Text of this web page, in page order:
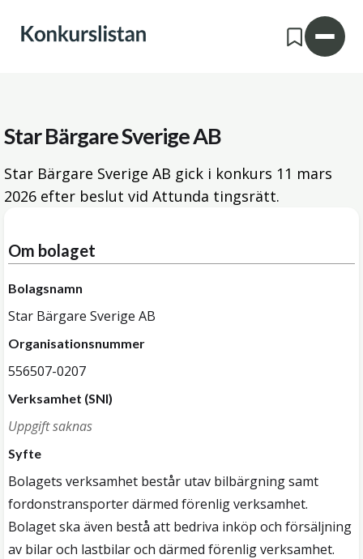
Star Bärgare Sverige AB
Star Bärgare Sverige AB gick i konkurs 11 mars
2026 efter beslut vid Attunda tingsrätt.
Om bolaget
Bolagsnamn
Star Bärgare Sverige AB
Organisationsnummer
556507-0207
Verksamhet (SNI)
Uppgift saknas
Syfte
Bolagets verksamhet består utav bilbärgning samt
fordonstransporter därmed förenlig verksamhet.
Bolaget ska även bestå att bedriva inköp och försäljning
av bilar och lastbilar och därmed förenlig verksamhet.